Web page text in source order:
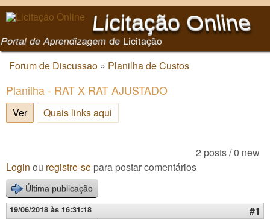
Pular para o conteúdo
principal
Licitação Online
Portal de Aprendizagem de Licitação
Você está aqui
Forum de Discussao » Planilha de Custos
Planilha - RAT X RAT AJUSTADO
Ver(aba ativa)
Quais links aqui
2 posts / 0 new
Login ou registre-se para postar comentários
Última publicação
19/06/2018 às 16:31:18 #1